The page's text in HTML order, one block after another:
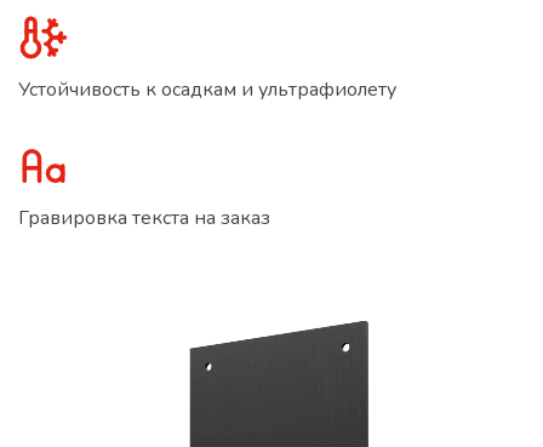
Устойчивость к осадкам и ультрафиолету
Гравировка текста на заказ